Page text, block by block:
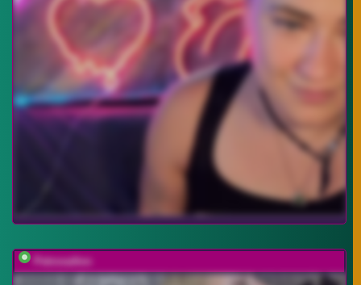
PetrovaAnn